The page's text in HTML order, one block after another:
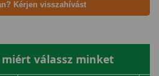
Kérjen visszahívást
válassz minket